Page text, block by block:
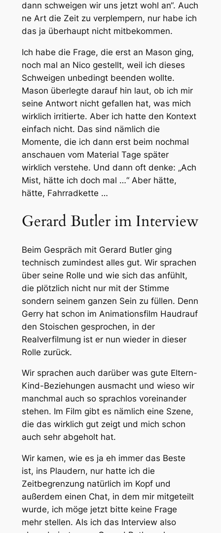
dann schweigen wir uns jetzt wohl an“. Auch
ne Art die Zeit zu verplempern, nur habe ich
das ja überhaupt nicht mitbekommen.
Ich habe die Frage, die erst an Mason ging,
noch mal an Nico gestellt, weil ich dieses
Schweigen unbedingt beenden wollte.
Mason überlegte darauf hin laut, ob ich mir
seine Antwort nicht gefallen hat, was mich
wirklich irritierte. Aber ich hatte den Kontext
einfach nicht. Das sind nämlich die
Momente, die ich dann erst beim nochmal
anschauen vom Material Tage später
wirklich verstehe. Und dann oft denke: „Ach
Mist, hätte ich doch mal …“ Aber hätte,
hätte, Fahrradkette …
Gerard Butler im Interview
Beim Gespräch mit Gerard Butler ging
technisch zumindest alles gut. Wir sprachen
über seine Rolle und wie sich das anfühlt,
die plötzlich nicht nur mit der Stimme
sondern seinem ganzen Sein zu füllen. Denn
Gerry hat schon im Animationsfilm Haudrauf
den Stoischen gesprochen, in der
Realverfilmung ist er nun wieder in dieser
Rolle zurück.
Wir sprachen auch darüber was gute Eltern-
Kind-Beziehungen ausmacht und wieso wir
manchmal auch so sprachlos voreinander
stehen. Im Film gibt es nämlich eine Szene,
die das wirklich gut zeigt und mich schon
auch sehr abgeholt hat.
Wir kamen, wie es ja eh immer das Beste
ist, ins Plaudern, nur hatte ich die
Zeitbegrenzung natürlich im Kopf und
außerdem einen Chat, in dem mir mitgeteilt
wurde, ich möge jetzt bitte keine Frage
mehr stellen. Als ich das Interview also